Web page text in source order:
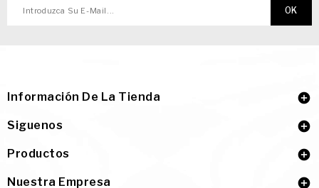
Información De La Tienda 
Siguenos 
Productos 
Nuestra Empresa 